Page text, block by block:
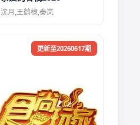
沈月,王鹤棣,秦岚
更新至20260617期